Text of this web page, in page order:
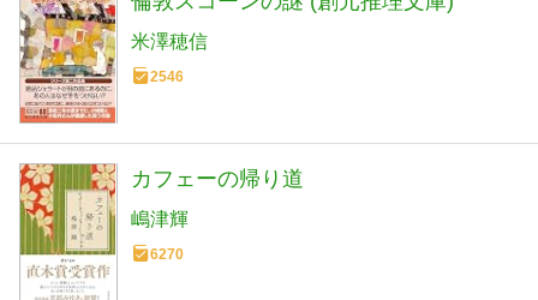
米澤穂信
2546
カフェーの帰り道
嶋津輝
6270